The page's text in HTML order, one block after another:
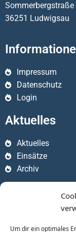
Um dir ein optimales
Sommerbergstraße
36251 Ludwigsau
Impressum
Datenschutz
Login
Aktuelles
Aktuelles
Einsätze
Archiv